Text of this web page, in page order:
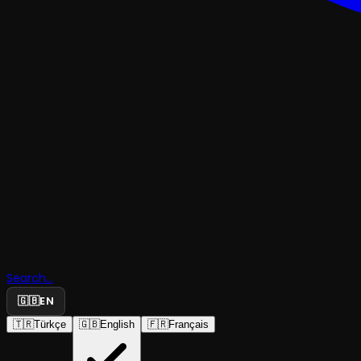
Search...
🇬🇧EN
🇹🇷Türkçe 🇬🇧English 🇫🇷Français
Elma